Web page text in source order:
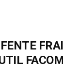
FACOM